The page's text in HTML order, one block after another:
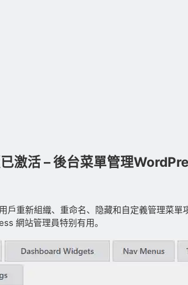
激活 – 後台菜單管理
戶重新組織、重命名、隐藏和自定義管理菜
網站管理員特别有用。